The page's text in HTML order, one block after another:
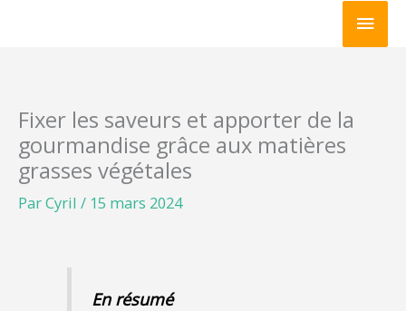
Fixer les saveurs et apporter de la
gourmandise grâce aux matières
grasses végétales
ParCyril / 15 mars 2024
En résumé